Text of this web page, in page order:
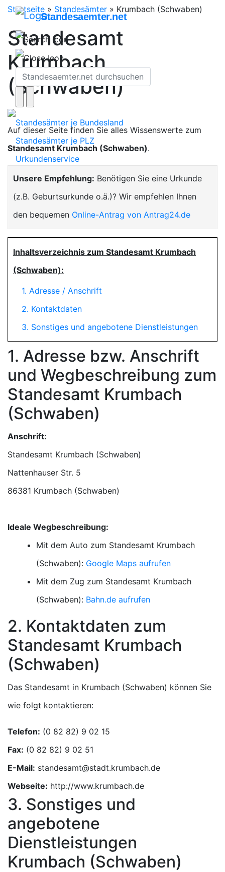
Standesaemter.net
Standesämter je Bundesland
Standesämter je PLZ
Urkundenservice
Startseite » Standesämter » Krumbach (Schwaben)
Standesamt
Krumbach
(Schwaben)
Auf dieser Seite finden Sie alles Wissenswerte zum
Standesamt Krumbach (Schwaben).
Unsere Empfehlung: Benötigen Sie eine Urkunde
(z.B. Geburtsurkunde o.ä.)? Wir empfehlen Ihnen
den bequemen Online-Antrag von Antrag24.de
Inhaltsverzeichnis zum Standesamt Krumbach
(Schwaben):
1. Adresse / Anschrift
2. Kontaktdaten
3. Sonstiges und angebotene Dienstleistungen
1. Adresse bzw. Anschrift
und Wegbeschreibung zum
Standesamt Krumbach
(Schwaben)
Anschrift:
Standesamt Krumbach (Schwaben)
86381 Krumbach (Schwaben)
Ideale Wegbeschreibung:
Mit dem Auto zum Standesamt Krumbach
(Schwaben): Google Maps aufrufen
Mit dem Zug zum Standesamt Krumbach
(Schwaben): Bahn.de aufrufen
2. Kontaktdaten zum
Standesamt Krumbach
(Schwaben)
Das Standesamt in Krumbach (Schwaben) können Sie
wie folgt kontaktieren:
Telefon:
Fax:
E-Mail:
Webseite: http://www.krumbach.de
3. Sonstiges und
angebotene
Dienstleistungen
Krumbach (Schwaben)